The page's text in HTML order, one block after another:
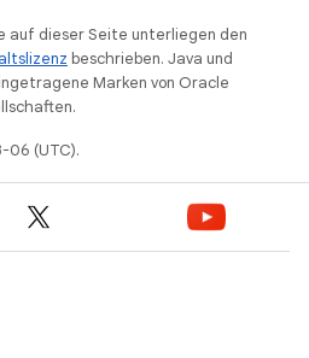
auf dieser Seite unterliegen den
beschrieben. Java und
Marken von Oracle
(UTC).